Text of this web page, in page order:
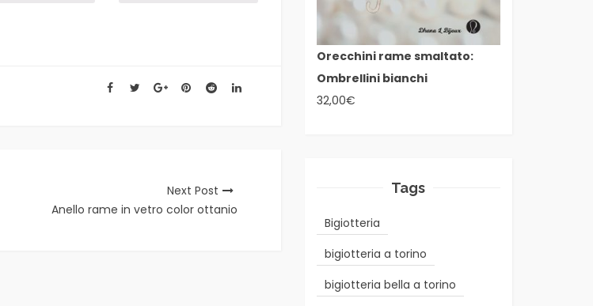
Next Post
Anello rame in vetro color ottanio
Orecchini rame smaltato:
Ombrellini bianchi
32,00€
Tags
Bigiotteria
bigiotteria a torino
bigiotteria bella a torino